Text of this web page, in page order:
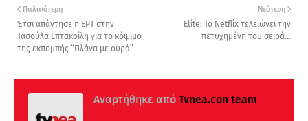
Νεότερη
Elite: Το Netflix τελειώνει την
πετυχημένη του σειρά...
Παλαιότερη
Έτσι απάντησε η ΕΡΤ στην
Τασούλα Επτακοίλη για το κόψιμο
της εκπομπής “Πλάνα με ουρά”
Αναρτήθηκε από Tvnea.con team